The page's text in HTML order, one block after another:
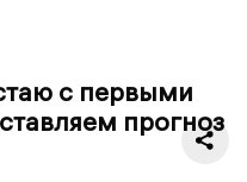
с первыми
прогноз